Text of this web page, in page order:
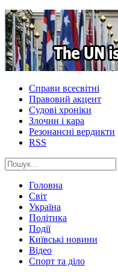
Справи всесвітні
Правовий акцент
Судові хроніки
Злочин і кара
Резонансні вердикти
RSS
Головна
Світ
Україна
Політика
Події
Київські новини
Відео
Спорт та діло